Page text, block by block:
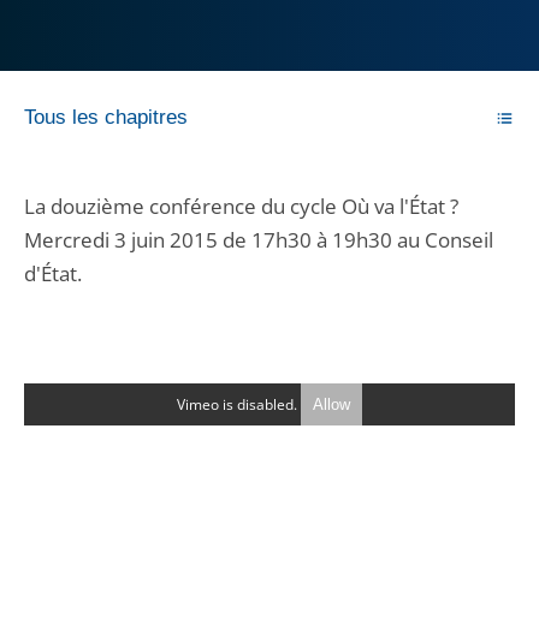
Tous les chapitres
La douzième conférence du cycle Où va l'État ?
Mercredi 3 juin 2015 de 17h30 à 19h30 au Conseil
d'État.
Vimeo is disabled. Allow